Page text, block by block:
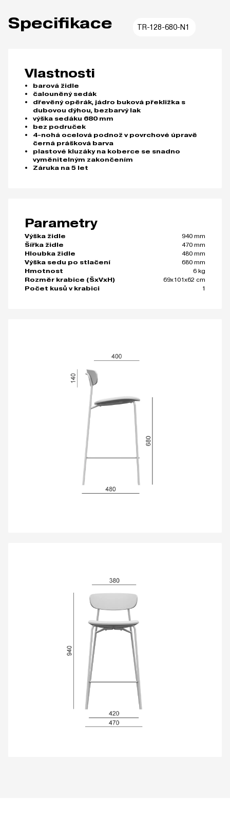
Specifikace TR-128-680-N1
Vlastnosti
barová židle
čalouněný sedák
dřevěný opěrák, jádro buková překližka s
dubovou dýhou, bezbarvý lak
výška sedáku 680 mm
bez područek
4-nohá ocelová podnož v povrchové úpravě
černá prášková barva
plastové kluzáky na koberce se snadno
vyměnitelným zakončením
Záruka na 5 let
Parametry
Výška židle
940 mm
Šířka židle
470 mm
Hloubka židle
480 mm
Výška sedu po stlačení
680 mm
Hmotnost
6 kg
Rozměr krabice (ŠxVxH)
69x101x62 cm
Počet kusů v krabici
1